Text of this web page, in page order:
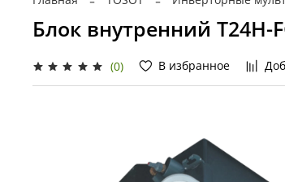
Блок внутренний T24H-
(0) В избранное